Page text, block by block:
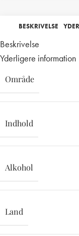
BESKRIVELSE
Beskrivelse
Yderligere information
Område
Indhold
Alkohol
Land